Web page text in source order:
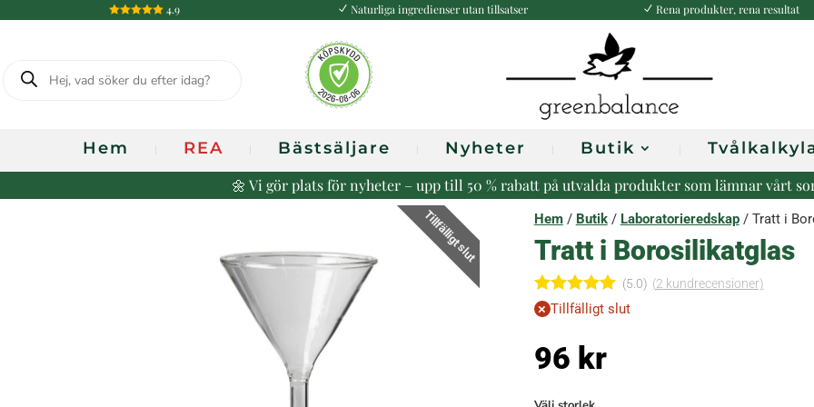
4.9 N Naturliga ingredienser utan tillsatser N Rena produkter, rena resultat
Produktsökning
Hem REA Bästsäljare Nyheter Butik
🌼 Vi gör plats för nyheter – upp till 50 % rabatt på utvalda produkter som lämnar vårt
Tillfälligt slut Hem/ Butik/ Laboratorieredskap/ Tratt i
Tratt i Borosilikatglas
Betygsatt
5.00
av 5
kundrecen
sioner
(5.0) (2 kundrecensioner)
Tillfälligt slut
96 kr